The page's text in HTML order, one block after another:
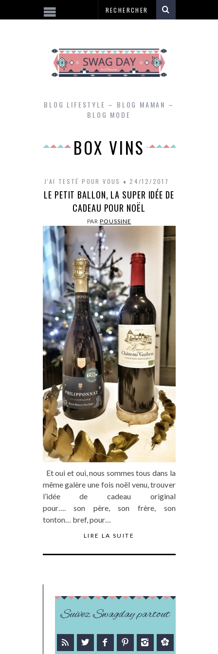
BLOG LIFESTYLE – BLOG MAMAN –
BLOG MODE
BOX VINS
J'AI TESTÉ POUR VOUS 24/12/2017
LE PETIT BALLON, LA SUPER IDÉE DE
CADEAU POUR NOËL
PARPOUSSINE
Et oui et oui, nous sommes tous dans la
même galère une fois noël venu, trouver
l’idée de cadeau original
pour…. son père, son frère, son
tonton… bref, pour…
LIRE LA SUITE
Suivez Swagday partout